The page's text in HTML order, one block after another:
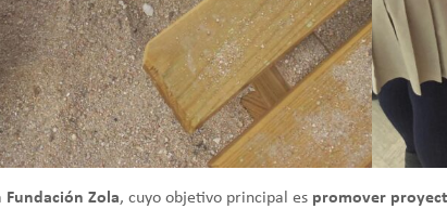
Fundación Zola, cuyo objetivo principal es promover